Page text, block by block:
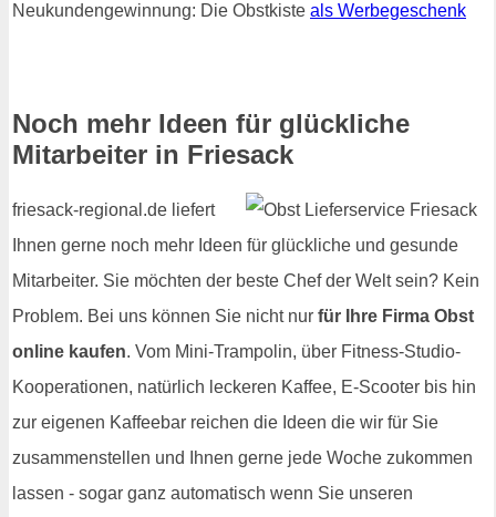
Neukundengewinnung: Die Obstkiste als Werbegeschenk
Noch mehr Ideen für glückliche
Mitarbeiter in Friesack
friesack-regional.de liefert
Ihnen gerne noch mehr Ideen für glückliche und gesunde
Mitarbeiter. Sie möchten der beste Chef der Welt sein? Kein
Problem. Bei uns können Sie nicht nur für Ihre Firma Obst
online kaufen. Vom Mini-Trampolin, über Fitness-Studio-
Kooperationen, natürlich leckeren Kaffee, E-Scooter bis hin
zur eigenen Kaffeebar reichen die Ideen die wir für Sie
zusammenstellen und Ihnen gerne jede Woche zukommen
lassen - sogar ganz automatisch wenn Sie unseren